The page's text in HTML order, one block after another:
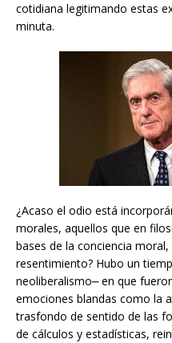
cotidiana legitimando estas
minuta.
¿Acaso el odio está
morales, aquellos que en
bases de la conciencia moral,
resentimiento? Hubo un
neoliberalismo⎼ en que
emociones blandas como la
trasfondo de sentido de las
de cálculos y estadísticas,